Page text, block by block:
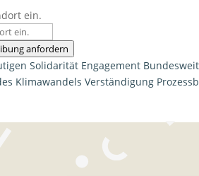
ein.
anfordern
Solidarität Engagement Bundesweit
Klimawandels Verständigung